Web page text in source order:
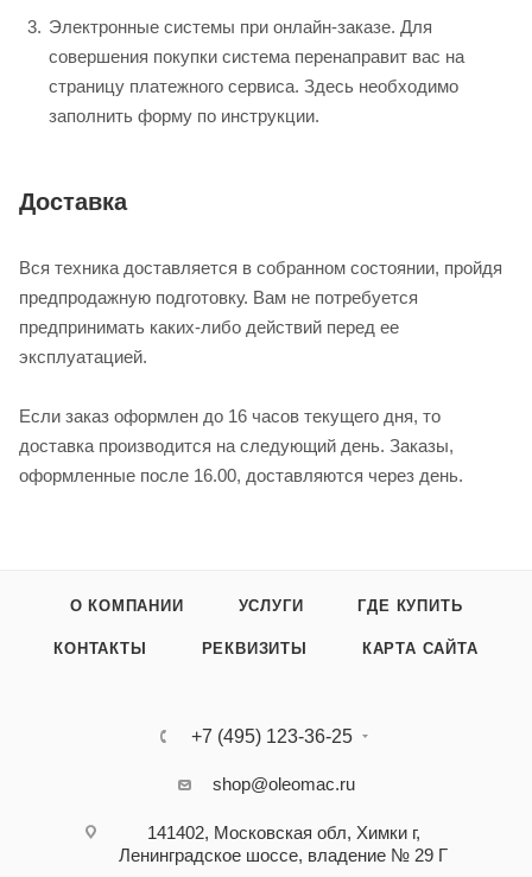
Электронные системы при онлайн-заказе. Для
совершения покупки система перенаправит вас на
страницу платежного сервиса. Здесь необходимо
заполнить форму по инструкции.
Доставка
Вся техника доставляется в собранном состоянии, пройдя
предпродажную подготовку. Вам не потребуется
предпринимать каких-либо действий перед ее
эксплуатацией.
Если заказ оформлен до 16 часов текущего дня, то
доставка производится на следующий день. Заказы,
оформленные после 16.00, доставляются через день.
О КОМПАНИИ УСЛУГИ ГДЕ КУПИТЬ
КОНТАКТЫ РЕКВИЗИТЫ КАРТА САЙТА
+7 (495) 123-36-25‬
shop@oleomac.ru
141402, Московская обл, Химки г,
Ленинградское шоссе, владение № 29 Г